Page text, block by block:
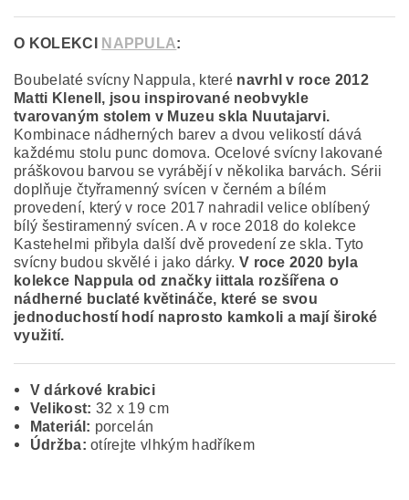
O KOLEKCI NAPPULA:
Boubelaté svícny Nappula, které navrhl v roce 2012
Matti Klenell, jsou inspirované neobvykle
tvarovaným stolem v Muzeu skla Nuutajarvi.
Kombinace nádherných barev a dvou velikostí dává
každému stolu punc domova. Ocelové svícny lakované
práškovou barvou se vyrábějí v několika barvách. Sérii
doplňuje čtyřramenný svícen v černém a bílém
provedení, který v roce 2017 nahradil velice oblíbený
bílý šestiramenný svícen. A v roce 2018 do kolekce
Kastehelmi přibyla další dvě provedení ze skla. Tyto
svícny budou skvělé i jako dárky. V roce 2020 byla
kolekce Nappula od značky iittala rozšířena o
nádherné buclaté květináče, které se svou
jednoduchostí hodí naprosto kamkoli a mají široké
využití.
V dárkové krabici
Velikost: 32 x 19 cm
Materiál: porcelán
Údržba: otírejte vlhkým hadříkem